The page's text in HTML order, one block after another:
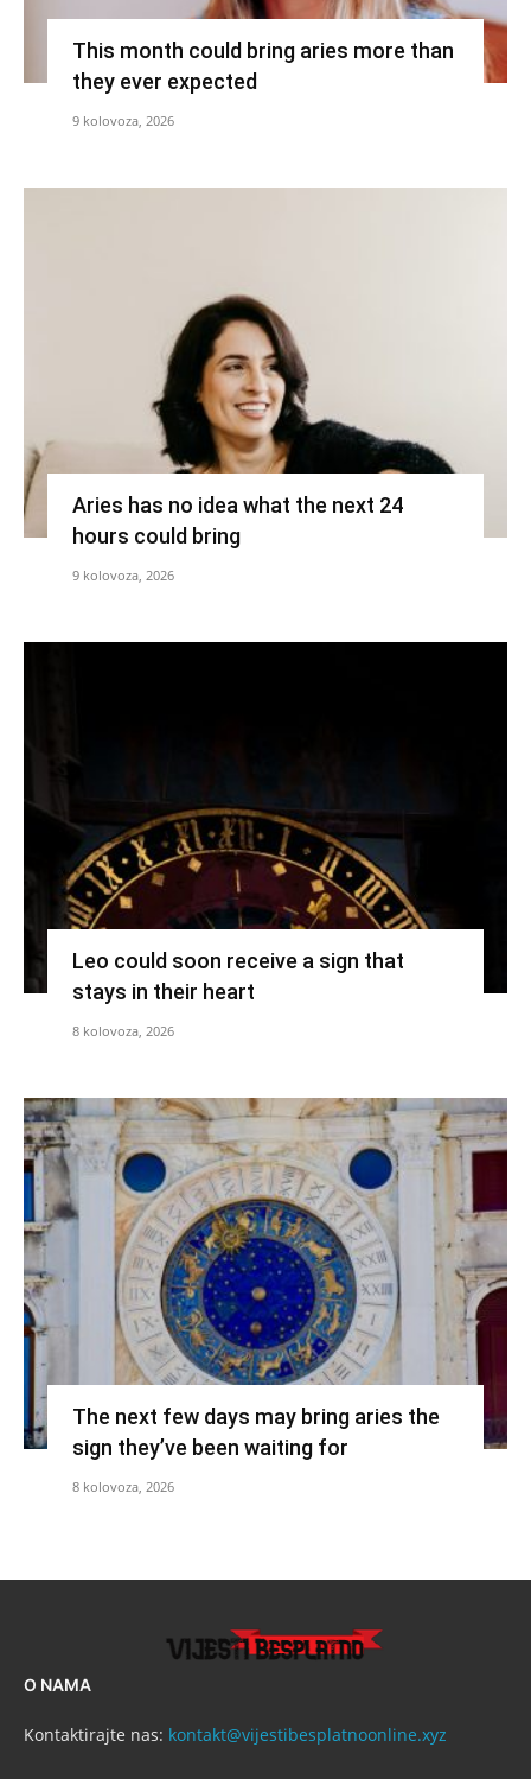
This month could bring aries more than
they ever expected
9 kolovoza, 2026
Aries has no idea what the next 24
hours could bring
9 kolovoza, 2026
Leo could soon receive a sign that
stays in their heart
8 kolovoza, 2026
The next few days may bring aries the
sign they’ve been waiting for
8 kolovoza, 2026
O NAMA
Kontaktirajte nas: kontakt@vijestibesplatnoonline.xyz